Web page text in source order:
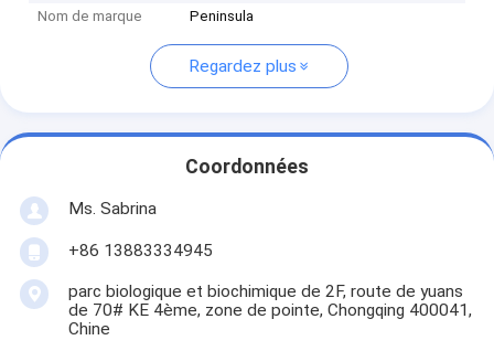
Nom de marque
Peninsula
Regardez plus
Coordonnées
Ms. Sabrina
+86 13883334945
parc biologique et biochimique de 2F, route de yuans
de 70# KE 4ème, zone de pointe, Chongqing 400041,
Chine